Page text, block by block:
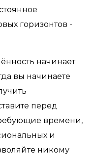
горизонтов -
начинает
вы начинаете
перед
времени,
и
никому